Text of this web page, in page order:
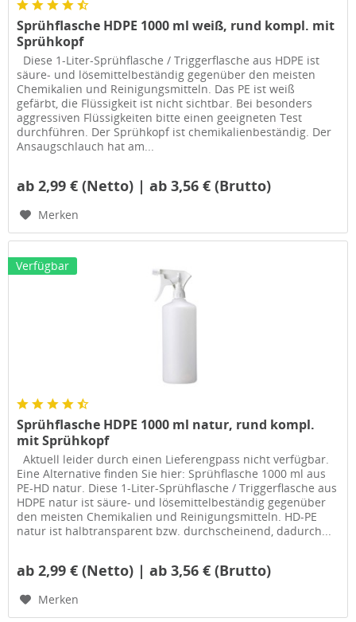
Sprühflasche HDPE 1000 ml weiß, rund kompl. mit
Sprühkopf
Diese 1-Liter-Sprühflasche / Triggerflasche aus HDPE ist
säure- und lösemittelbeständig gegenüber den meisten
Chemikalien und Reinigungsmitteln. Das PE ist weiß
gefärbt, die Flüssigkeit ist nicht sichtbar. Bei besonders
aggressiven Flüssigkeiten bitte einen geeigneten Test
durchführen. Der Sprühkopf ist chemikalienbeständig. Der
Ansaugschlauch hat am...
ab 2,99 € (Netto) | ab 3,56 € (Brutto)
Merken
Verfügbar
Sprühflasche HDPE 1000 ml natur, rund kompl.
mit Sprühkopf
Aktuell leider durch einen Lieferengpass nicht verfügbar.
Eine Alternative finden Sie hier: Sprühflasche 1000 ml aus
PE-HD natur. Diese 1-Liter-Sprühflasche / Triggerflasche aus
HDPE natur ist säure- und lösemittelbeständig gegenüber
den meisten Chemikalien und Reinigungsmitteln. HD-PE
natur ist halbtransparent bzw. durchscheinend, dadurch...
ab 2,99 € (Netto) | ab 3,56 € (Brutto)
Merken